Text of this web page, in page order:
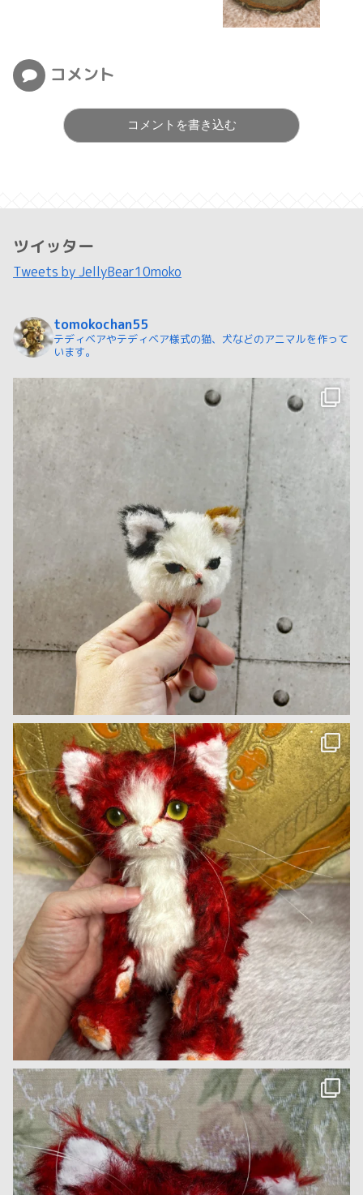
コメント
コメントを書き込む
ツイッター
Tweets by JellyBear10moko
tomokochan55
テディベアやテディベア様式の猫、犬などのアニマルを作って
います。